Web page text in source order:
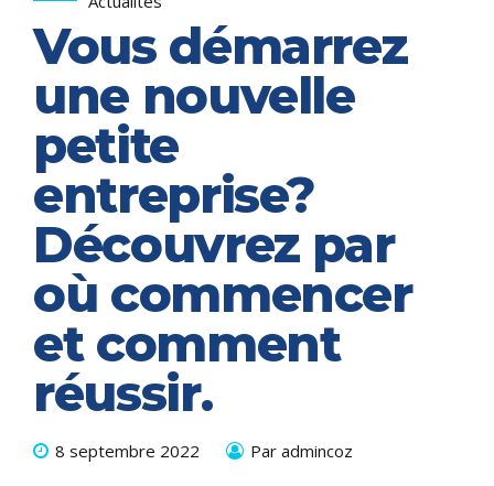
Vous démarrez
une nouvelle
petite
entreprise?
Découvrez par
où commencer
et comment
réussir.
8 septembre 2022 Par admincoz